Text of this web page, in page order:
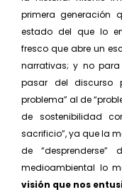
primera genera­ción
estado del que lo
fresco que abre un
narrativas; y no para
pasar del discur­so
problema” al de
de sostenibilidad
sacrificio”, ya que la
de
medioambiental lo
visión que nos